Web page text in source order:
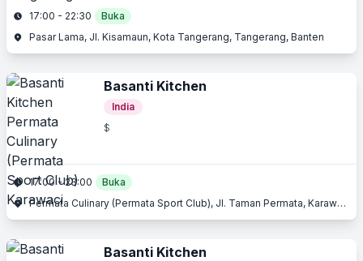
17:00 - 22:30
Buka
Pasar Lama, Jl. Kisamaun, Kota Tangerang, Tangerang, Banten
Basanti Kitchen
India
$
17:00 - 23:00
Buka
Permata Culinary (Permata Sport Club), Jl. Taman Permata, Karawaci, Tangerang, Banten
Basanti Kitchen